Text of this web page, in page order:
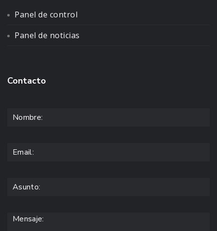
Panel de control
Panel de noticias
Contacto